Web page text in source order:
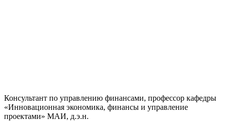
Консультант по управлению финансами, профессор кафедры
«Инновационная экономика, финансы и управление
проектами» МАИ, д.э.н.